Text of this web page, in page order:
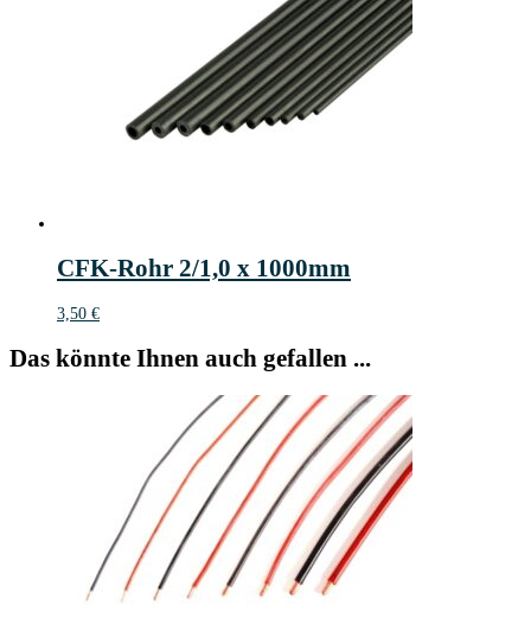
CFK-Rohr 2/1,0 x 1000mm
3,50 €
Das könnte Ihnen auch gefallen ...